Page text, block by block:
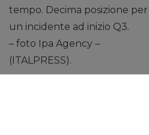
tempo. Decima posizione
un incidente ad inizio Q3.
– foto Ipa Agency –
(ITALPRESS).